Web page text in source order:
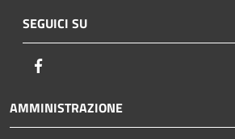
SEGUICI SU
AMMINISTRAZIONE